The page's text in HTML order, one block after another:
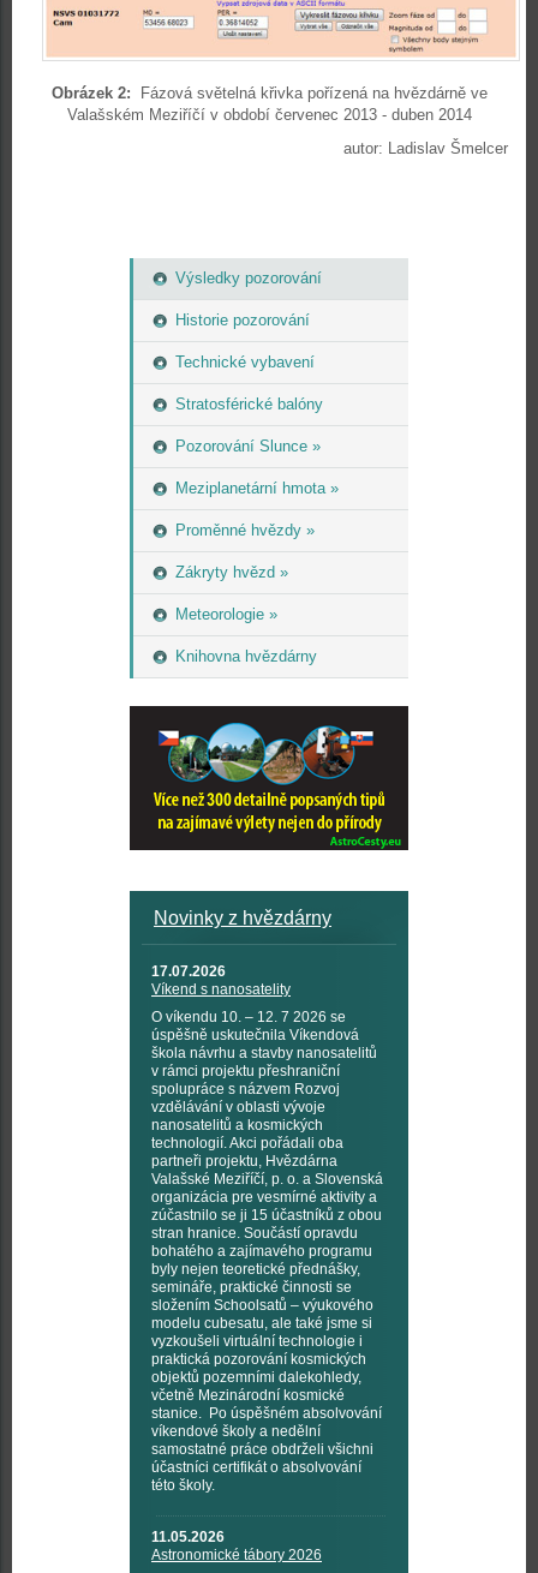
Výsledky pozorování
Historie pozorování
Technické vybavení
Stratosférické balóny
Pozorování Slunce »
Meziplanetární hmota »
Proměnné hvězdy »
Zákryty hvězd »
Meteorologie »
Knihovna hvězdárny
Novinky z hvězdárny
17.07.2026
Víkend s nanosatelity
O víkendu 10. – 12. 7 2026 se
úspěšně uskutečnila Víkendová
škola návrhu a stavby nanosatelitů
v rámci projektu přeshraniční
spolupráce s názvem Rozvoj
vzdělávání v oblasti vývoje
nanosatelitů a kosmických
technologií. Akci pořádali oba
partneři projektu, Hvězdárna
Valašské Meziříčí, p. o. a Slovenská
organizácia pre vesmírné aktivity a
zúčastnilo se ji 15 účastníků z obou
stran hranice. Součástí opravdu
bohatého a zajímavého programu
byly nejen teoretické přednášky,
semináře, praktické činnosti se
složením Schoolsatů – výukového
modelu cubesatu, ale také jsme si
vyzkoušeli virtuální technologie i
praktická pozorování kosmických
objektů pozemními dalekohledy,
včetně Mezinárodní kosmické
stanice. Po úspěšném absolvování
víkendové školy a nedělní
samostatné práce obdrželi všichni
účastníci certifikát o absolvování
této školy.
11.05.2026
Astronomické tábory 2026
Obrázek 2: Fázová světelná křivka pořízená na hvězdárně ve
Valašském Meziříčí v období červenec 2013 - duben 2014
autor: Ladislav Šmelcer